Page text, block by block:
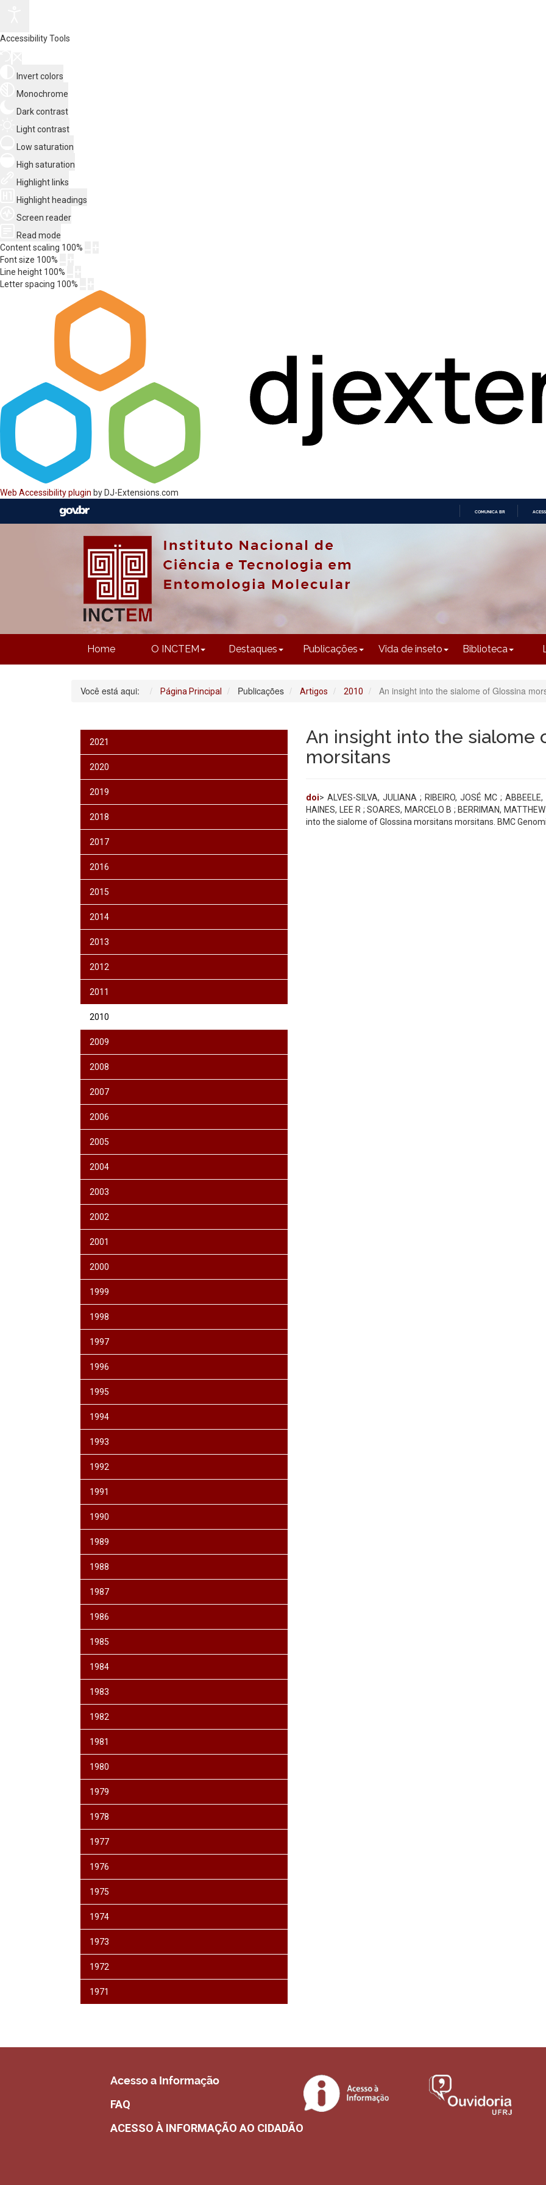
Accessibility Tools
Invert colors
Monochrome
Dark contrast
Light contrast
Low saturation
High saturation
Highlight links
Highlight headings
Screen reader
Read mode
Content scaling 100%
Font size 100%
Line height 100%
Letter spacing 100%
Web Accessibility plugin by DJ-Extensions.com
COMUNICA BR
Home O INCTEM Destaques Publicações Vida de inseto Biblioteca
Você está aqui: Página Principal Publicações Artigos 2010 An insight into the sialome of Glossina
2021
2020
2019
2018
2017
2016
2015
2014
2013
2012
2011
2010
2009
2008
2007
2006
2005
2004
2003
2002
2001
2000
1999
1998
1997
1996
1995
1994
1993
1992
1991
1990
1989
1988
1987
1986
1985
1984
1983
1982
1981
1980
1979
1978
1977
1976
1975
1974
1973
1972
1971
An insight into the sialome
morsitans
doi> ALVES-SILVA, JULIANA ; RIBEIRO, JOSÉ MC ;
HAINES, LEE R ; SOARES, MARCELO B ; BERRIMAN,
into the sialome of Glossina morsitans morsitans. BMC
Acesso a Informação
FAQ
ACESSO À INFORMAÇÃO AO CIDADÃO